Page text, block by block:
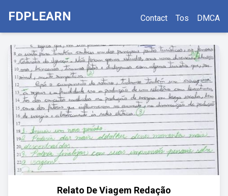
FDPLEARN Contact Tos DMCA
Relato De Viagem Redação